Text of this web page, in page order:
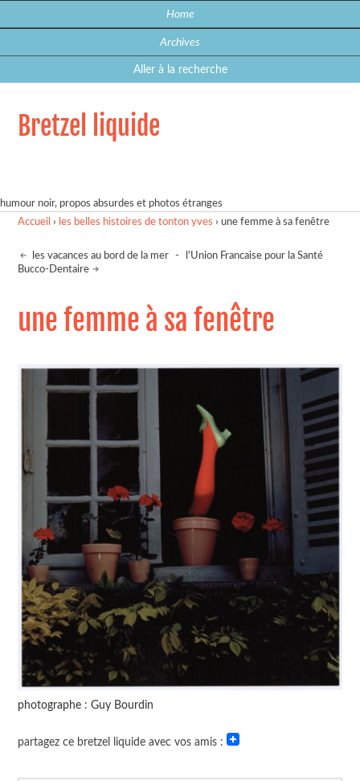
Home
Archives
Aller à la recherche
Bretzel liquide
humour noir, propos absurdes et photos étranges
Accueil › les belles histoires de tonton yves ›une femme à sa fenêtre
les vacances au bord de la mer -
l'Union Francaise pour la Santé
Bucco-Dentaire
une femme à sa fenêtre
photographe : Guy Bourdin
partagez ce bretzel liquide avec vos amis :